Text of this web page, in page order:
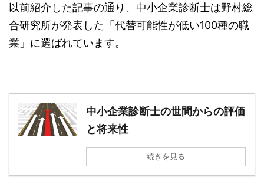
以前紹介した記事の通り、中小企業診断士は野村総
合研究所が発表した「代替可能性が低い100種の職
業」に選ばれています。
中小企業診断士の世間からの評価
と将来性
続きを見る